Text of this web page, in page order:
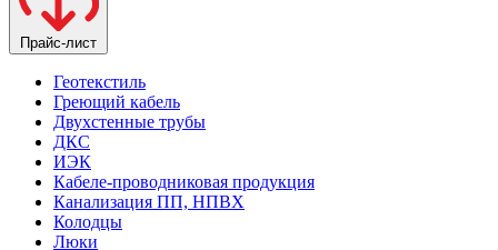
Прайс-лист
Геотекстиль
Греющий кабель
Двухстенные трубы
ДКС
ИЭК
Кабеле-проводниковая продукция
Канализация ПП, НПВХ
Колодцы
Люки